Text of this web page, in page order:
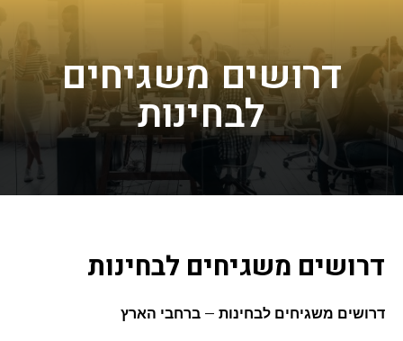
דרושים משגיחים
לבחינות
דרושים משגיחים לבחינות
דרושים משגיחים לבחינות – ברחבי הארץ